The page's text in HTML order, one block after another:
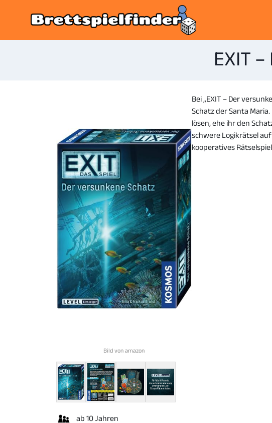
EXIT
Bild von amazon
ab 10 Jahren
Bei „EXIT – Der
Schatz der Santa
lösen, ehe ihr den
schwere Logikrätsel
kooperatives